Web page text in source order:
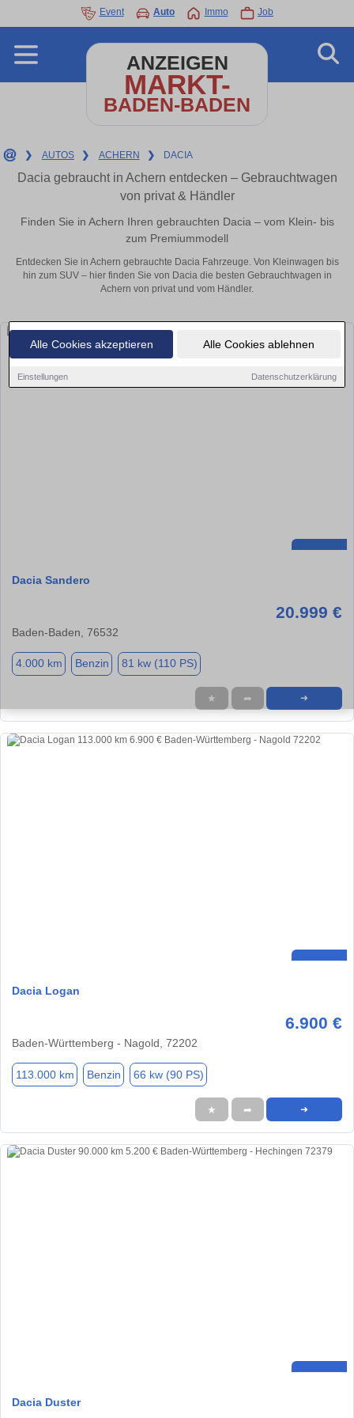
Alle Cookies akzeptieren Alle Cookies ablehnen
Einstellungen Datenschutzerklärung
Event Auto Immo Job
ANZEIGEN
MARKT-
BADEN-BADEN
❯ AUTOS ❯ ACHERN ❯ DACIA
Dacia gebraucht in Achern entdecken – Gebrauchtwagen
von privat & Händler
Finden Sie in Achern Ihren gebrauchten Dacia – vom Klein- bis
zum Premiummodell
Entdecken Sie in Achern gebrauchte Dacia Fahrzeuge. Von Kleinwagen bis
hin zum SUV – hier finden Sie von Dacia die besten Gebrauchtwagen in
Achern von privat und vom Händler.
Dacia Sandero
20.999 €
Baden-Baden, 76532
4.000 km Benzin 81 kw (110 PS)
★ ➦ ➜
Dacia Logan
6.900 €
Baden-Württemberg - Nagold, 72202
113.000 km Benzin 66 kw (90 PS)
★ ➦ ➜
Dacia Duster